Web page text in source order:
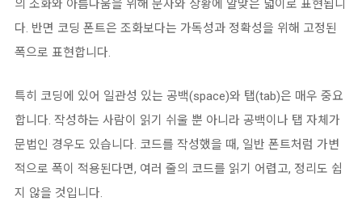
의 조화와 아름다움을 위해 문자와 상황에 알맞은 넓이로 표현됩니
다. 반면 코딩 폰트은 조화보다는 가독성과 정확성을 위해 고정된
폭으로 표현합니다.
특히 코딩에 있어 일관성 있는 공백(space)와 탭(tab)은 매우 중요
합니다. 작성하는 사람이 읽기 쉬울 뿐 아니라 공백이나 탭 자체가
문법인 경우도 있습니다. 코드를 작성했을 때, 일반 폰트처럼 가변
적으로 폭이 적용된다면, 여러 줄의 코드를 읽기 어렵고, 정리도 쉽
지 않을 것입니다.